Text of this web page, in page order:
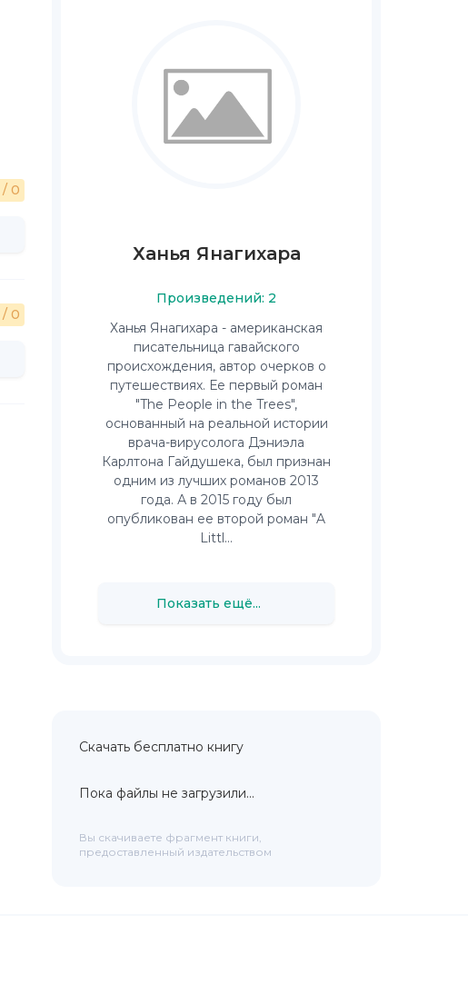
/ 0
/ 0
Ханья Янагихара
Произведений: 2
Ханья Янагихара - американская
писательница гавайского
происхождения, автор очерков о
путешествиях. Ее первый роман
"The People in the Trees",
основанный на реальной истории
врача-вирусолога Дэниэла
Карлтона Гайдушека, был признан
одним из лучших романов 2013
года. А в 2015 году был
опубликован ее второй роман "A
Littl...
Показать ещё...
Скачать бесплатно книгу
Пока файлы не загрузили...
Вы скачиваете фрагмент книги,
предоставленный издательством